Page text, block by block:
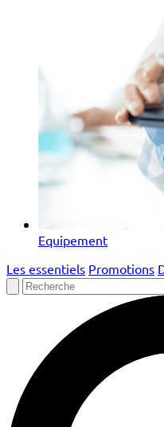
Equipement
Les essentiels Promotions